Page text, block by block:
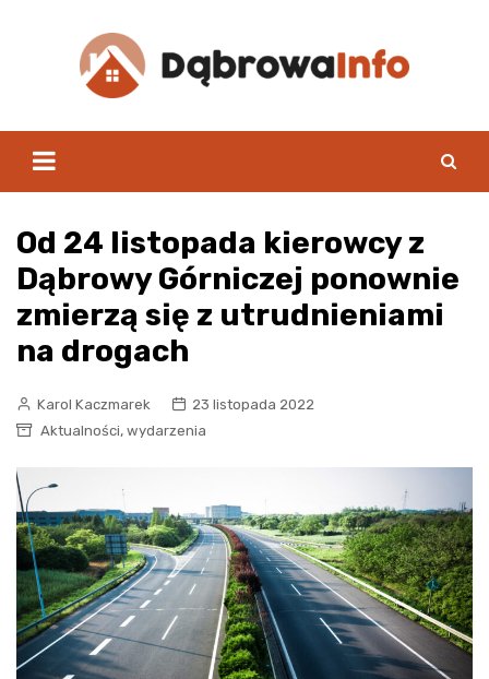
Od 24 listopada kierowcy z
Dąbrowy Górniczej ponownie
zmierzą się z utrudnieniami
na drogach
Karol Kaczmarek
23 listopada 2022
Aktualności, wydarzenia